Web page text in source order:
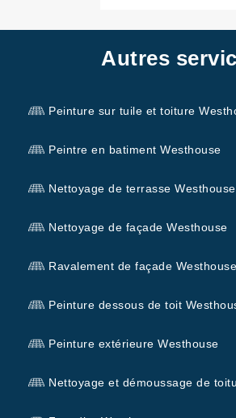
Autres
Peinture sur tuile et toiture
Peintre en batiment Westhouse
Nettoyage de terrasse Westhouse
Nettoyage de façade Westhouse
Ravalement de façade Westhouse
Peinture dessous de toit
Peinture extérieure Westhouse
Nettoyage et démoussage de